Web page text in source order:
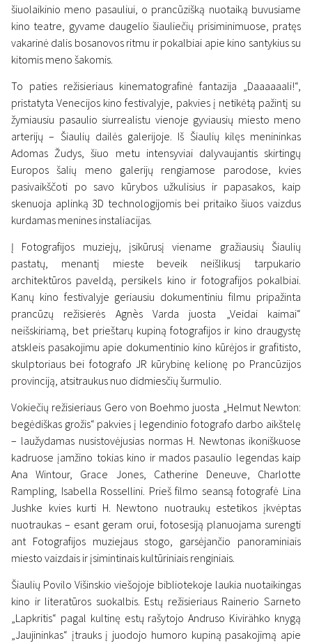
šiuolaikinio meno pasauliui, o prancūzišką nuotaiką buvusiame
kino teatre, gyvame daugelio šiauliečių prisiminimuose, pratęs
vakarinė dalis bosanovos ritmu ir pokalbiai apie kino santykius su
kitomis meno šakomis.
To paties režisieriaus kinematografinė fantazija „Daaaaaali!“,
pristatyta Venecijos kino festivalyje, pakvies į netikėtą pažintį su
žymiausiu pasaulio siurrealistu vienoje gyviausių miesto meno
arterijų – Šiaulių dailės galerijoje. Iš Šiaulių kilęs menininkas
Adomas Žudys, šiuo metu intensyviai dalyvaujantis skirtingų
Europos šalių meno galerijų rengiamose parodose, kvies
pasivaikščoti po savo kūrybos užkulisius ir papasakos, kaip
skenuoja aplinką 3D technologijomis bei pritaiko šiuos vaizdus
kurdamas menines instaliacijas.
Į Fotografijos muziejų, įsikūrusį viename gražiausių Šiaulių
pastatų, menantį mieste beveik neišlikusį tarpukario
architektūros paveldą, persikels kino ir fotografijos pokalbiai.
Kanų kino festivalyje geriausiu dokumentiniu filmu pripažinta
prancūzų režisierės Agnès Varda juosta „Veidai kaimai“
neišskiriamą, bet prieštarų kupiną fotografijos ir kino draugystę
atskleis pasakojimu apie dokumentinio kino kūrėjos ir grafitisto,
skulptoriaus bei fotografo JR kūrybinę kelionę po Prancūzijos
provinciją, atsitraukus nuo didmiesčių šurmulio.
Vokiečių režisieriaus Gero von Boehmo juosta „Helmut Newton:
begėdiškas grožis“ pakvies į legendinio fotografo darbo aikštelę
– laužydamas nusistovėjusias normas H. Newtonas ikoniškuose
kadruose įamžino tokias kino ir mados pasaulio legendas kaip
Ana Wintour, Grace Jones, Catherine Deneuve, Charlotte
Rampling, Isabella Rossellini. Prieš filmo seansą fotografė Lina
Jushke kvies kurti H. Newtono nuotraukų estetikos įkvėptas
nuotraukas – esant geram orui, fotosesiją planuojama surengti
ant Fotografijos muziejaus stogo, garsėjančio panoraminiais
miesto vaizdais ir įsimintinais kultūriniais renginiais.
Šiaulių Povilo Višinskio viešojoje bibliotekoje laukia nuotaikingas
kino ir literatūros suokalbis. Estų režisieriaus Rainerio Sarneto
„Lapkritis“ pagal kultinę estų rašytojo Andruso Kivirähko knygą
„Jaujininkas“ įtrauks į juodojo humoro kupiną pasakojimą apie